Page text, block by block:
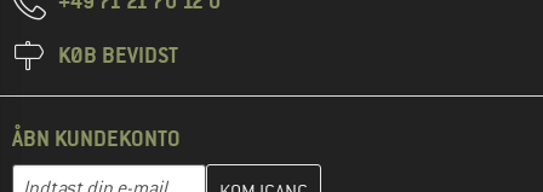
KØB BEVIDST
ÅBN KUNDEKONTO
E-mail-adresse
Indtast din e-mailadresse her, og opret i næste trin din